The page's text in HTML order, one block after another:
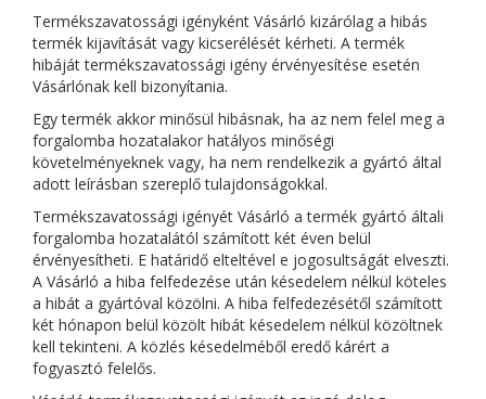
Termékszavatossági igényként Vásárló kizárólag a hibás
termék kijavítását vagy kicserélését kérheti. A termék
hibáját termékszavatossági igény érvényesítése esetén
Vásárlónak kell bizonyítania.
Egy termék akkor minősül hibásnak, ha az nem felel meg a
forgalomba hozatalakor hatályos minőségi
követelményeknek vagy, ha nem rendelkezik a gyártó által
adott leírásban szereplő tulajdonságokkal.
Termékszavatossági igényét Vásárló a termék gyártó általi
forgalomba hozatalától számított két éven belül
érvényesítheti. E határidő elteltével e jogosultságát elveszti.
A Vásárló a hiba felfedezése után késedelem nélkül köteles
a hibát a gyártóval közölni. A hiba felfedezésétől számított
két hónapon belül közölt hibát késedelem nélkül közöltnek
kell tekinteni. A közlés késedelméből eredő kárért a
fogyasztó felelős.